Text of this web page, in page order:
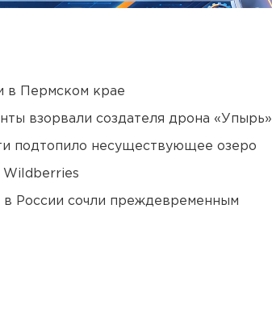
в Пермском крае
взорвали создателя дрона «Упырь»
подтопило несуществующее озеро
Wildberries
России сочли преждевременным